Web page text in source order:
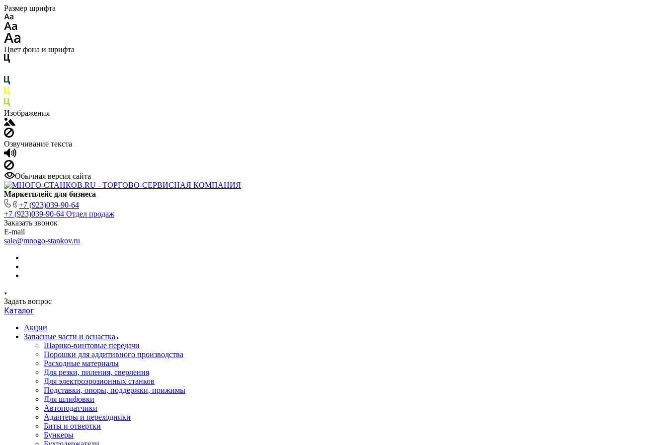
Размер шрифта
Цвет фона и шрифта
Изображения
Озвучивание текста
Обычная версия сайта
Маркетплейс для бизнеса
+7 (923)039-90-64
+7 (923)039-90-64 Отдел продаж
Заказать звонок
E-mail
sale@mnogo-stankov.ru
Задать вопрос
Каталог
Акции
Запасные части и оснастка
Шарико-винтовые передачи
Порошки для аддитивного производства
Расходные материалы
Для резки, пиления, сверления
Для электроэрозионных станков
Подставки, опоры, поддержки, прижимы
Для шлифовки
Автоподатчики
Адаптеры и переходники
Биты и отвертки
Бункеры